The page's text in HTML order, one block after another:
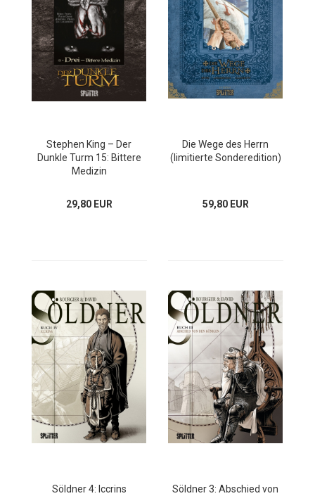
Stephen King – Der
Dunkle Turm 15: Bittere
Medizin
29,80 EUR
Die Wege des Herrn
(limitierte Sonderedition)
59,80 EUR
Söldner 4: Iccrins
Söldner 3: Abschied von